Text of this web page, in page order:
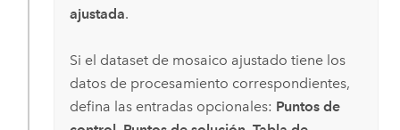
ajustada.
Si el dataset de mosaico ajustado tiene los
datos de procesamiento correspondientes,
defina las entradas opcionales: Puntos de